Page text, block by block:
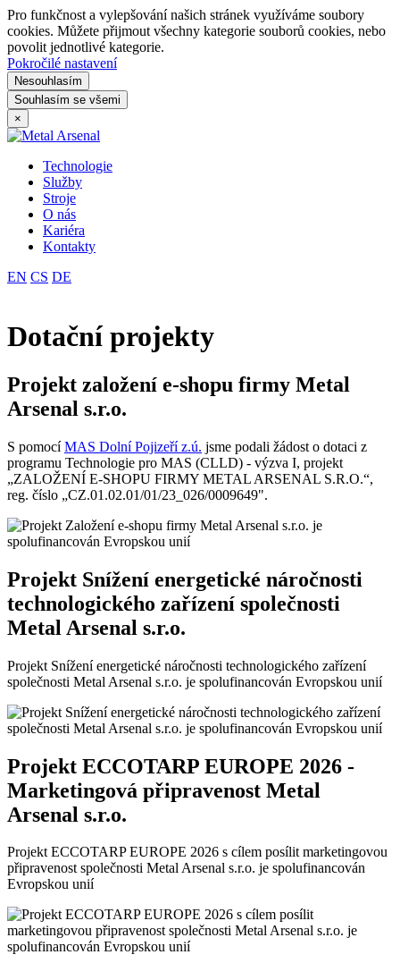
Pro funkčnost a vylepšování našich stránek využíváme soubory
cookies. Můžete přijmout všechny kategorie souborů cookies, nebo
povolit jednotlivé kategorie.
Pokročilé nastavení
Nesouhlasím
Souhlasím se všemi
×
Technologie
Služby
Stroje
O nás
Kariéra
Kontakty
EN CS DE
Dotační projekty
Projekt založení e-shopu firmy Metal
Arsenal s.r.o.
S pomocíMAS Dolní Pojizeří z.ú. jsme podali žádost o dotaci z
programu Technologie pro MAS (CLLD) - výzva I, projekt
„ZALOŽENÍ E-SHOPU FIRMY METAL ARSENAL S.R.O.“,
reg. číslo „CZ.01.02.01/01/23_026/0009649".
Projekt Snížení energetické náročnosti
technologického zařízení společnosti
Metal Arsenal s.r.o.
Projekt Snížení energetické náročnosti technologického zařízení
společnosti Metal Arsenal s.r.o. je spolufinancován Evropskou unií
Projekt ECCOTARP EUROPE 2026 -
Marketingová připravenost Metal
Arsenal s.r.o.
Projekt ECCOTARP EUROPE 2026 s cílem posílit marketingovou
připravenost společnosti Metal Arsenal s.r.o. je spolufinancován
Evropskou unií